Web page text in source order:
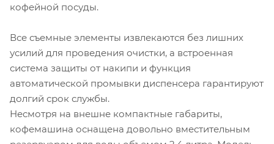
кофейной посуды.
Все съемные элементы извлекаются без лишних
усилий для проведения очистки, а встроенная
система защиты от накипи и функция
автоматической промывки диспенсера гарантируют
долгий срок службы.
Несмотря на внешне компактные габариты,
кофемашина оснащена довольно вместительным